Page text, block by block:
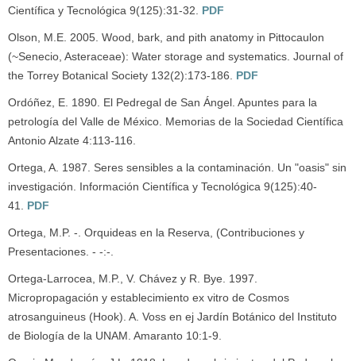
Científica y Tecnológica 9(125):31-32. PDF
Olson, M.E. 2005. Wood, bark, and pith anatomy in Pittocaulon
(~Senecio, Asteraceae): Water storage and systematics. Journal of
the Torrey Botanical Society 132(2):173-186. PDF
Ordóñez, E. 1890. El Pedregal de San Ángel. Apuntes para la
petrología del Valle de México. Memorias de la Sociedad Científica
Antonio Alzate 4:113-116.
Ortega, A. 1987. Seres sensibles a la contaminación. Un "oasis" sin
investigación. Información Científica y Tecnológica 9(125):40-
41. PDF
Ortega, M.P. -. Orquideas en la Reserva, (Contribuciones y
Presentaciones. - -:-.
Ortega-Larrocea, M.P., V. Chávez y R. Bye. 1997.
Micropropagación y establecimiento ex vitro de Cosmos
atrosanguineus (Hook). A. Voss en ej Jardín Botánico del Instituto
de Biología de la UNAM. Amaranto 10:1-9.